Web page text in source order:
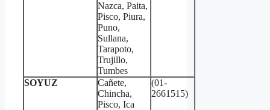
Nazca, Paita,
Pisco, Piura,
Puno,
Sullana,
Tarapoto,
Trujillo,
Tumbes
SOYUZ
Cañete,
Chincha,
Pisco, Ica
(01-
2661515)